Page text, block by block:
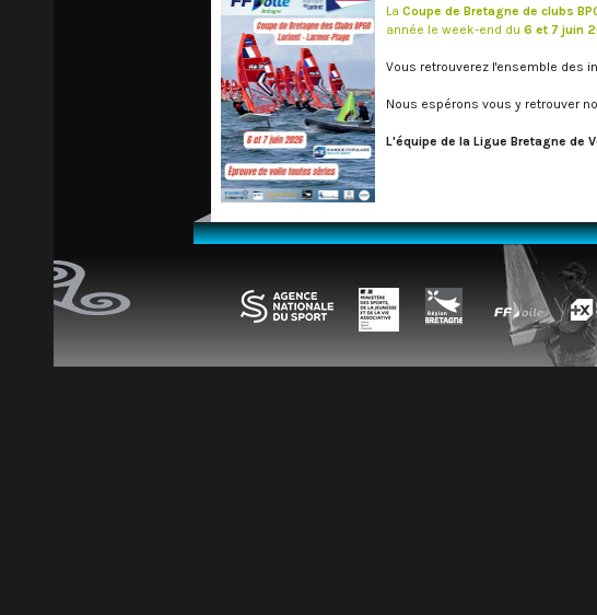
LaCoupe de Bretagne de clubs
année le week-end du 6 et 7 juin
Vous retrouverez l'ensemble des
Nous espérons vous y retrouver
L'équipe de la Ligue Bretagne de